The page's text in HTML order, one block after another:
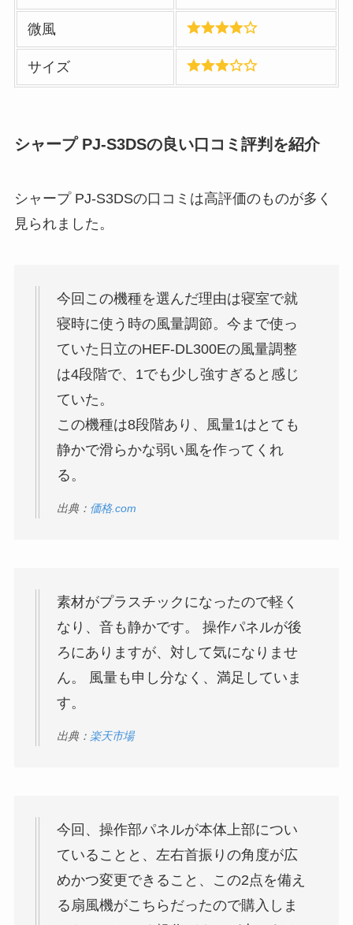
微風
サイズ
シャープ PJ-S3DSの良い口コミ評判を紹介
シャープ PJ-S3DSの口コミは高評価のものが多く
見られました。
今回この機種を選んだ理由は寝室で就
寝時に使う時の風量調節。今まで使っ
ていた日立のHEF-DL300Eの風量調整
は4段階で、1でも少し強すぎると感じ
ていた。
この機種は8段階あり、風量1はとても
静かで滑らかな弱い風を作ってくれ
る。
出典： 価格.com
素材がプラスチックになったので軽く
なり、音も静かです。 操作パネルが後
ろにありますが、対して気になりませ
ん。 風量も申し分なく、満足していま
す。
出典： 楽天市場
今回、操作部パネルが本体上部につい
ていることと、左右首振りの角度が広
めかつ変更できること、この2点を備え
る扇風機がこちらだったので購入しま